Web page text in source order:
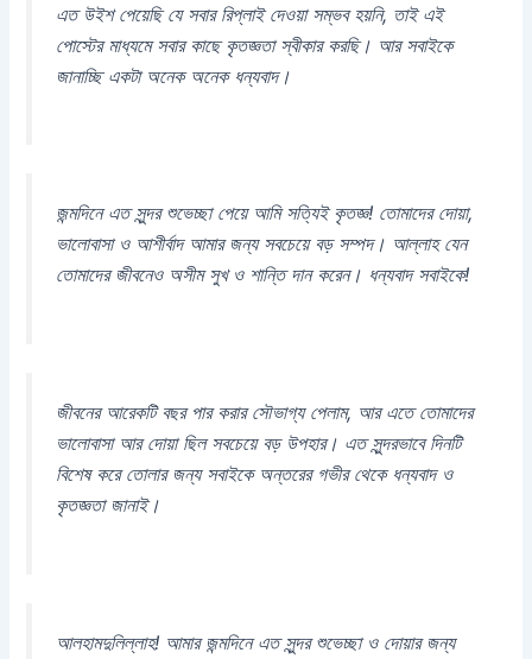
এত উইশ পেয়েছি যে সবার রিপ্লাই দেওয়া সম্ভব হয়নি, তাই এই
পোস্টের মাধ্যমে সবার কাছে কৃতজ্ঞতা স্বীকার করছি। আর সবাইকে
জানাচ্ছি একটা অনেক অনেক ধন্যবাদ।
জন্মদিনে এত সুন্দর শুভেচ্ছা পেয়ে আমি সত্যিই কৃতজ্ঞ! তোমাদের দোয়া,
ভালোবাসা ও আশীর্বাদ আমার জন্য সবচেয়ে বড় সম্পদ। আল্লাহ যেন
তোমাদের জীবনেও অসীম সুখ ও শান্তি দান করেন। ধন্যবাদ সবাইকে!
জীবনের আরেকটি বছর পার করার সৌভাগ্য পেলাম, আর এতে তোমাদের
ভালোবাসা আর দোয়া ছিল সবচেয়ে বড় উপহার। এত সুন্দরভাবে দিনটি
বিশেষ করে তোলার জন্য সবাইকে অন্তরের গভীর থেকে ধন্যবাদ ও
কৃতজ্ঞতা জানাই।
আলহামদুলিল্লাহ! আমার জন্মদিনে এত সুন্দর শুভেচ্ছা ও দোয়ার জন্য